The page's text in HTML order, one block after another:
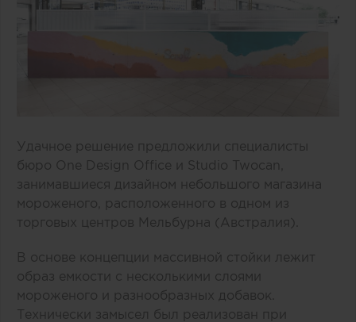
Удачное решение предложили специалисты
бюро One Design Office и Studio Twocan,
занимавшиеся дизайном небольшого магазина
мороженого, расположенного в одном из
торговых центров Мельбурна (Австралия).
В основе концепции массивной стойки лежит
образ емкости с несколькими слоями
мороженого и разнообразных добавок.
Технически замысел был реализован при